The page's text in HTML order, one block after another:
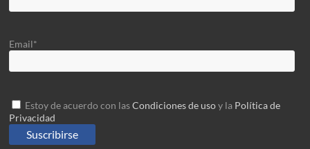
Email*
Estoy de acuerdo con lasCondiciones de usoy la Política de
Privacidad